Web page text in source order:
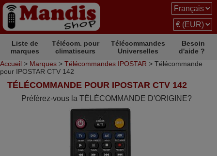
Liste de
marques
Télécom. pour
climatiseurs
Télécommandes
Universelles
Besoin
d'aide ?
Accueil > Marques > Télécommandes IPOSTAR > Télécommande
pour IPOSTAR CTV 142
TÉLÉCOMMANDE POUR IPOSTAR CTV 142
Préférez-vous la TÉLÉCOMMANDE D'ORIGINE?